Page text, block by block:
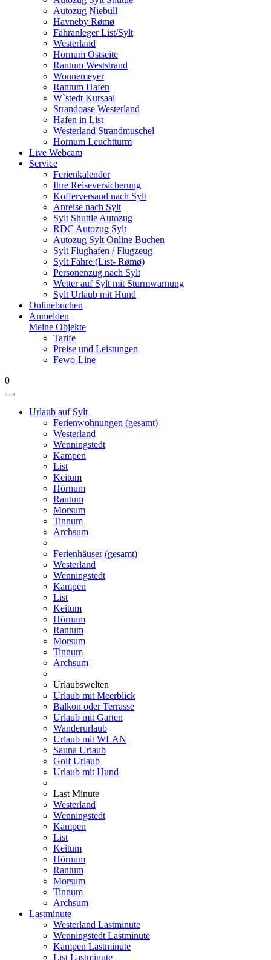
Autozug Niebüll
Havneby Rømø
Fähranleger List/Sylt
Westerland
Hörnum Ostseite
Rantum Weststrand
Wonnemeyer
Rantum Hafen
W`stedt Kursaal
Strandoase Westerland
Hafen in List
Westerland Strandmuschel
Hörnum Leuchtturm
Live Webcam
Service
Ferienkalender
Ihre Reiseversicherung
Kofferversand nach Sylt
Anreise nach Sylt
Sylt Shuttle Autozug
RDC Autozug Sylt
Autozug Sylt Online Buchen
Sylt Flughafen / Flugzeug
Sylt Fähre (List- Rømø)
Personenzug nach Sylt
Wetter auf Sylt mit Sturmwarnung
Sylt Urlaub mit Hund
Onlinebuchen
Anmelden
Meine Objekte
Tarife
Preise und Leistungen
Fewo-Line
0
Urlaub auf Sylt
Ferienwohnungen (gesamt)
Westerland
Wenningstedt
Kampen
List
Keitum
Hörnum
Rantum
Morsum
Tinnum
Archsum
Ferienhäuser (gesamt)
Westerland
Wenningstedt
Kampen
List
Keitum
Hörnum
Rantum
Morsum
Tinnum
Archsum
Urlaubswelten
Urlaub mit Meerblick
Balkon oder Terrasse
Urlaub mit Garten
Wanderurlaub
Urlaub mit WLAN
Sauna Urlaub
Golf Urlaub
Urlaub mit Hund
Last Minute
Westerland
Wenningstedt
Kampen
List
Keitum
Hörnum
Rantum
Morsum
Tinnum
Archsum
Lastminute
Westerland Lastminute
Wenningstedt Lastminute
Kampen Lastminute
List Lastminute